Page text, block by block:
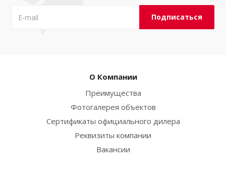
О Компании
Преимущества
Фотогалерея объектов
Сертификаты официального дилера
Реквизиты компании
Вакансии